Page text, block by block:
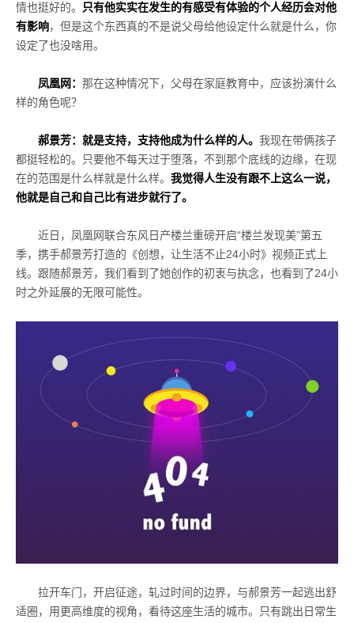
情也挺好的。
只有他实实在发生的有感受有体验的个人经历会对他
有影响，但是这个东西真的不是说父母给他设定什么就是什么，你
设定了也没啥用。
凤凰网： 那在这种情况下，父母在家庭教育中，应该扮演什么
样的角色呢？
郝景芳：就是支持，支持他成为什么样的人。 我现在带俩孩子
都挺轻松的。只要他不每天过于堕落，不到那个底线的边缘，在现
在的范围是什么样就是什么样。 我觉得人生没有跟不上这么一说，
他就是自己和自己比有进步就行了。
近日，凤凰网联合东风日产楼兰重磅开启“楼兰发现美”第五
季，携手郝景芳打造的《创想，让生活不止24小时》视频正式上
线。跟随郝景芳，我们看到了她创作的初衷与执念，也看到了24小
时之外延展的无限可能性。
拉开车门，开启征途，轧过时间的边界，与郝景芳一起逃出舒
适圈，用更高维度的视角，看待这座生活的城市。只有跳出日常生